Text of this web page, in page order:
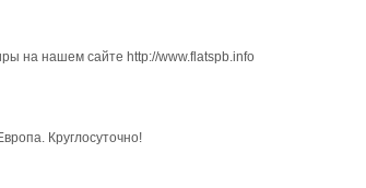
на нашем сайте http://www.flatspb.info
Круглосуточно!